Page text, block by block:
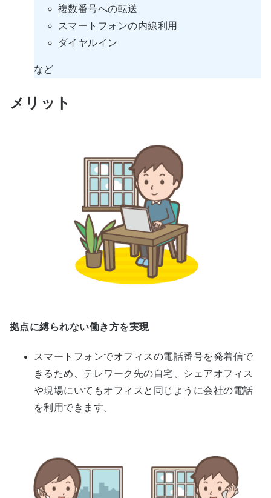
複数番号への転送
スマートフォンの内線利用
ダイヤルイン
など
メリット
拠点に縛られない働き方を実現
スマートフォンでオフィスの電話番号を発着信で
きるため、テレワーク先の自宅、シェアオフィス
や現場にいてもオフィスと同じように会社の電話
を利用できます。